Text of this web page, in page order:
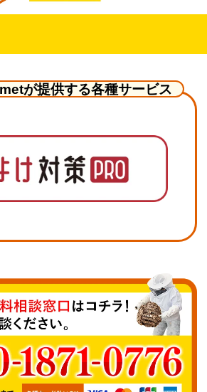
が提供する各種サービス